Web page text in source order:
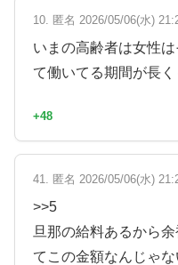
10. 匿名 2026/05/06(水)
いまの高齢者は女性
て働いてる期間が長
+48
41. 匿名 2026/05/06(水)
>>5
旦那の給料あるから
てこの金額なんじゃな